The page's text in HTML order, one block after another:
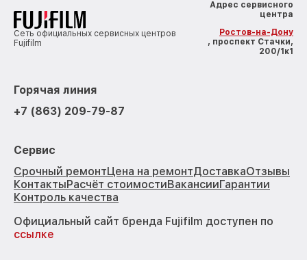
Сеть официальных сервисных центров
Fujifilm
Адрес сервисного
центра
Ростов-на-Дону
, проспект Стачки,
200/1к1
Горячая линия
+7 (863) 209-79-87
Сервис
Срочный ремонтЦена на ремонтДоставкаОтзывы
КонтактыРасчёт стоимостиВакансииГарантии
Контроль качества
Официальный сайт бренда Fujifilm доступен по
ссылке